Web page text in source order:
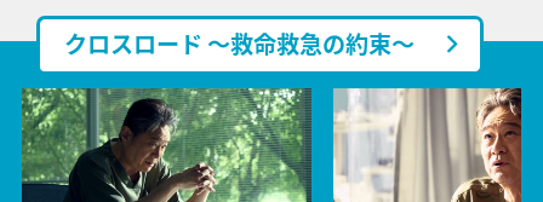
クロスロード ～救命救急の約束～